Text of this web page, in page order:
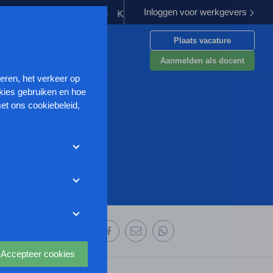
Kabinet werkt aan verbetering aanpak van
Inloggen voor werkgevers
Plaats vacature
Aanmelden als docent
het verkeer op
gebruiken en hoe
ons cookiebeleid,
zonder de
website aan te
uit waarmee onder
Accepteer cookies